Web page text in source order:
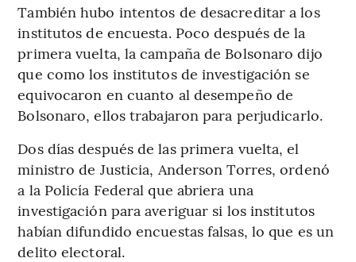
También hubo intentos de desacreditar a los
institutos de encuesta. Poco después de la
primera vuelta, la campaña de Bolsonaro dijo
que como los institutos de investigación se
equivocaron en cuanto al desempeño de
Bolsonaro, ellos trabajaron para perjudicarlo.
Dos días después de las primera vuelta, el
ministro de Justicia, Anderson Torres, ordenó
a la Policía Federal que abriera una
investigación para averiguar si los institutos
habían difundido encuestas falsas, lo que es un
delito electoral.